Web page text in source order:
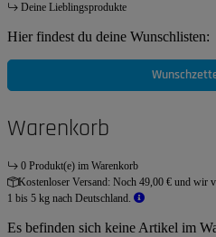
Deine Lieblingsprodukte
Hier findest du deine Wunschlisten:
Warenkorb
0 Produkt(e) im Warenkorb
Kostenloser Versand: Noch 49,00 € und wir
1 bis 5 kg nach Deutschland.
Es befinden sich keine Artikel im